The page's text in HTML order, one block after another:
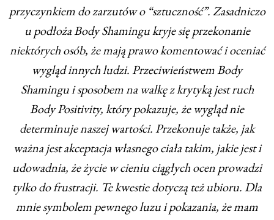
przyczynkiem do zarzutów o “sztuczność”. Zasadniczo
u podłoża Body Shamingu kryje się przekonanie
niektórych osób, że mają prawo komentować i oceniać
wygląd innych ludzi. Przeciwieństwem Body
Shamingu i sposobem na walkę z krytyką jest ruch
Body Positivity, który pokazuje, że wygląd nie
determinuje naszej wartości. Przekonuje także, jak
ważna jest akceptacja własnego ciała takim, jakie jest i
udowadnia, że życie w cieniu ciągłych ocen prowadzi
tylko do frustracji. Te kwestie dotyczą też ubioru. Dla
mnie symbolem pewnego luzu i pokazania, że mam